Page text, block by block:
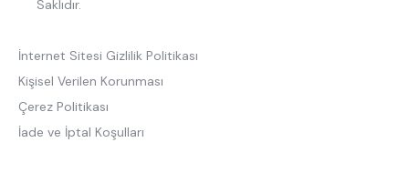
Saklıdır.
İnternet Sitesi Gizlilik Politikası
Kişisel Verilen Korunması
Çerez Politikası
İade ve İptal Koşulları